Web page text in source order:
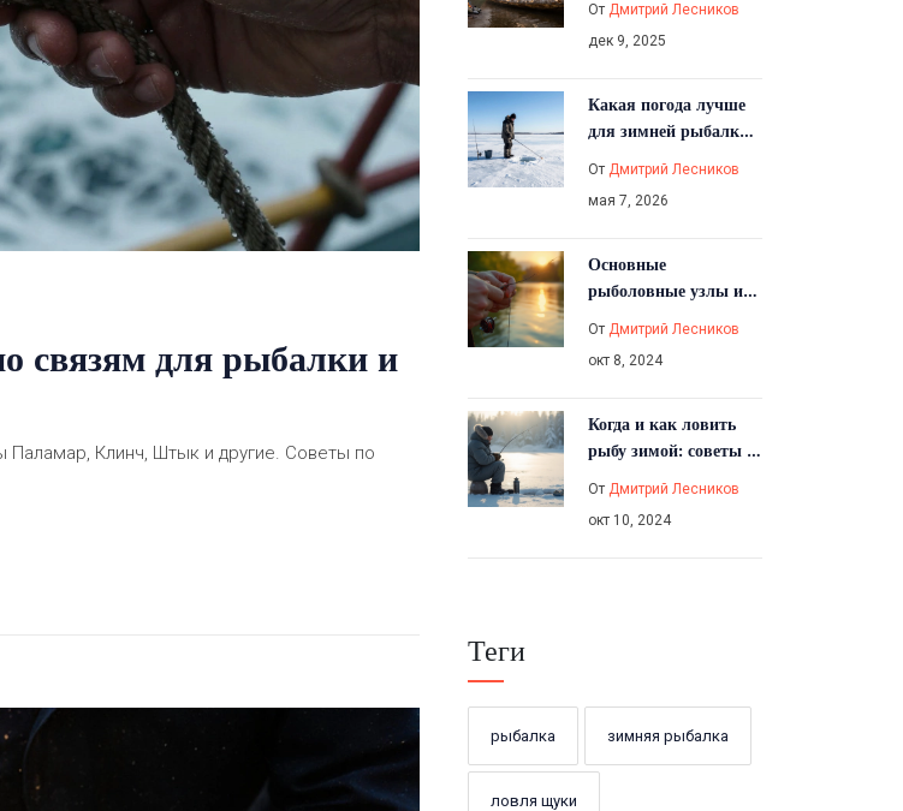
связям для рыбалки и
Паламар, Клинч, Штык и другие. Советы по
особенности древних
рыболовных судов
От Дмитрий Лесников
дек 9, 2025
Какая погода лучше
для зимней рыбалки:
температура
От Дмитрий Лесников
мая 7, 2026
Основные
рыболовные узлы и
От Дмитрий Лесников
окт 8, 2024
Когда и как ловить
рыбу зимой: советы и
От Дмитрий Лесников
окт 10, 2024
Теги
рыбалка зимняя рыбалка
ловля щуки